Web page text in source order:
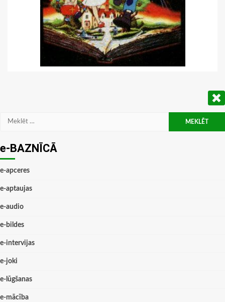
Meklēt:
e-BAZNĪCĀ
e-apceres
e-aptaujas
e-audio
e-bildes
e-intervijas
e-joki
e-lūgšanas
e-mācība